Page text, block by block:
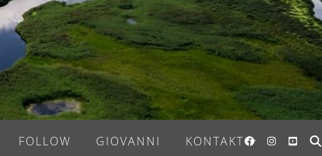
FOLLOW GIOVANNI KONTAKT